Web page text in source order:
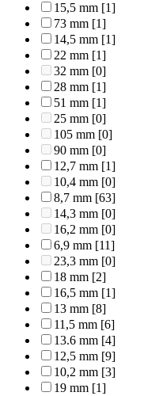
15,5 mm [1]
73 mm [1]
14,5 mm [1]
22 mm [1]
32 mm [0]
28 mm [1]
51 mm [1]
25 mm [0]
105 mm [0]
90 mm [0]
12,7 mm [1]
10,4 mm [0]
8,7 mm [63]
14,3 mm [0]
16,2 mm [0]
6,9 mm [11]
23,3 mm [0]
18 mm [2]
16,5 mm [1]
13 mm [8]
11,5 mm [6]
13.6 mm [4]
12,5 mm [9]
10,2 mm [3]
19 mm [1]